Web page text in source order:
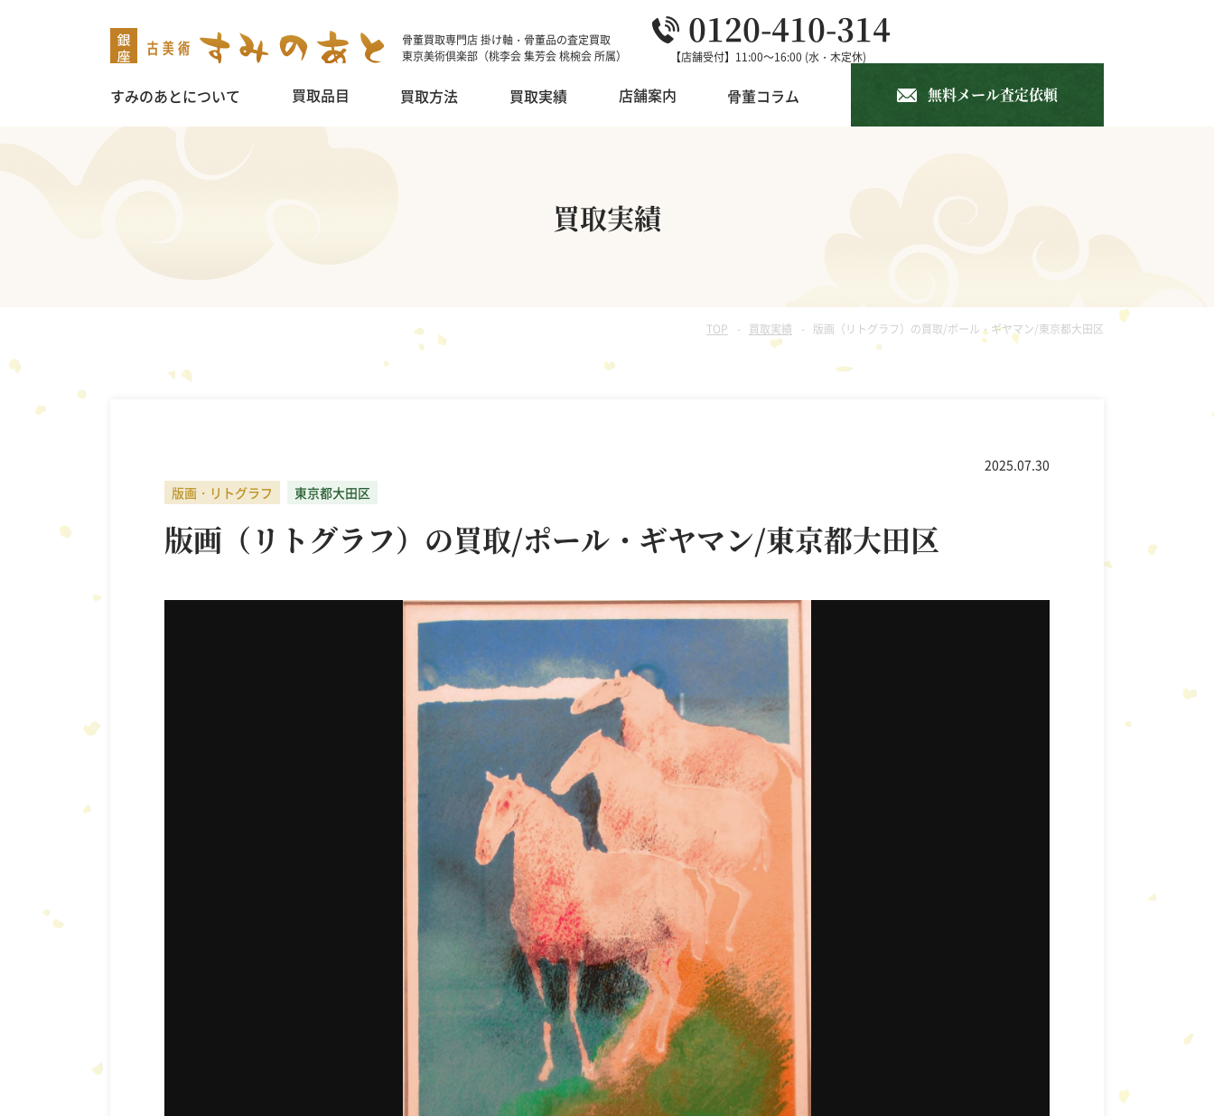
骨董買取専門店 掛け軸・骨董品の査定買取
東京美術倶楽部（桃李会 集芳会 桃椀会 所属）
0120-410-314
【店舗受付】11:00～16:00 (水・木定休)
すみのあとについて 買取品目
朝鮮・韓国美術
書道具
買取方法 買取実績 店舗案内 骨董コラム 無料メール査定依頼
買取実績
TOP 買取実績 版画（リトグラフ）の買取/ポール・ギヤマン/東京都大田区
2025.07.30
版画・リトグラフ
東京都大田区
版画（リトグラフ）の買取/ポール・ギヤマン/東京都大田区